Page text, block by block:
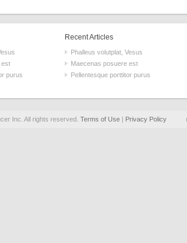
est
purus
Recent Articles
Phalleus volutplat, Vesus
Maecenas posuere est
Pellentesque porttitor purus
Inc. All rights reserved. Terms of Use| Privacy Policy